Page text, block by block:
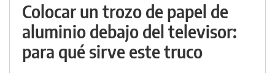
Colocar un trozo de papel de
aluminio debajo del televisor:
para qué sirve este truco